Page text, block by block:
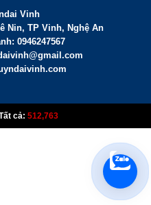
Vinh
Nin, TP Vinh, Nghệ An
0946247567
cả: 512,763